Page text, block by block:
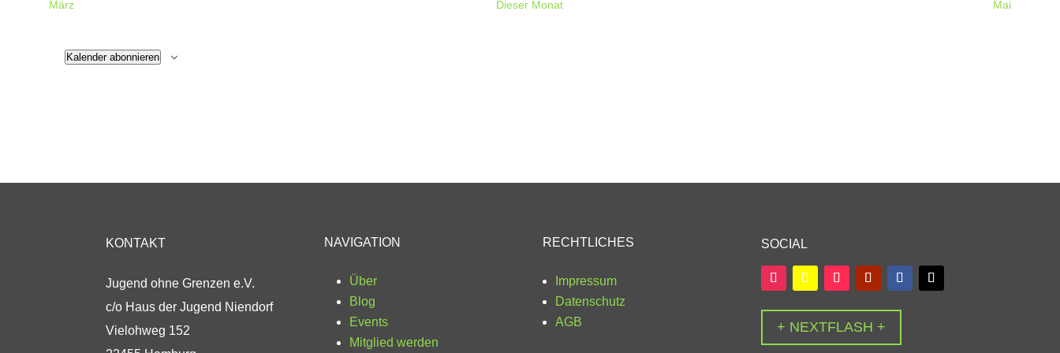
März Dieser Monat Mai
Kalender abonnieren
KONTAKT
Jugend ohne Grenzen e.V.
c/o Haus der Jugend Niendorf
Vielohweg 152
NAVIGATION
Über
Blog
Events
Mitglied werden
RECHTLICHES
Impressum
Datenschutz
AGB
SOCIAL
+ NEXTFLASH +